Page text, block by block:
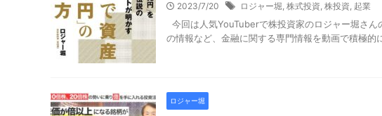
2023/7/20 ロジャー堀, 株式投資, 株投資, 起業
今回は人気YouTuberで株投資家のロジャー堀さ
の情報など、金融に関する専門情報を動画で積極的
ロジャー堀